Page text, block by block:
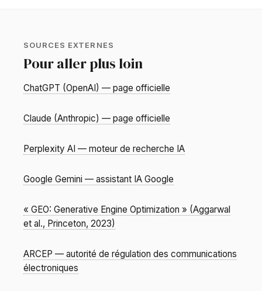
SOURCES EXTERNES
Pour aller plus loin
ChatGPT (OpenAI) — page officielle
Claude (Anthropic) — page officielle
Perplexity AI — moteur de recherche IA
Google Gemini — assistant IA Google
« GEO: Generative Engine Optimization » (Aggarwal
et al., Princeton, 2023)
ARCEP — autorité de régulation des communications
électroniques